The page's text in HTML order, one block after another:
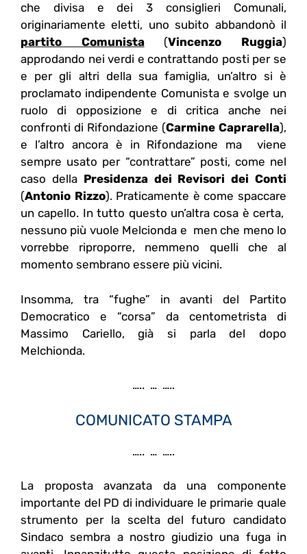
che divisa e dei 3 consiglieri Comunali,
originariamente eletti, uno subito abbandonò il
partito Comunista(Vincenzo Ruggia)
approdando nei verdi e contrattando posti per se
e per gli altri della sua famiglia, un’altro si è
proclamato indipendente Comunista e svolge un
ruolo di opposizione e di critica anche nei
confronti di Rifondazione (Carmine Caprarella),
e l’altro ancora è in Rifondazione ma viene
sempre usato per “contrattare” posti, come nel
caso della Presidenza dei Revisori dei Conti
(Antonio Rizzo). Praticamente è come spaccare
un capello. In tutto questo un’altra cosa è certa,
nessuno più vuole Melcionda e men che meno lo
vorrebbe riproporre, nemmeno quelli che al
momento sembrano essere più vicini.
Insomma, tra “fughe” in avanti del Partito
Democratico e “corsa” da centometrista di
Massimo Cariello, già si parla del dopo
Melchionda.
….. … …..
COMUNICATO STAMPA
….. … …..
La proposta avanzata da una componente
importante del PD di individuare le primarie quale
strumento per la scelta del futuro candidato
Sindaco sembra a nostro giudizio una fuga in